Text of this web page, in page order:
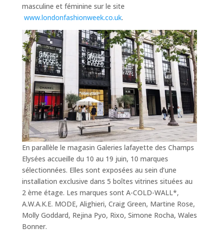
masculine et féminine sur le site
www.londonfashionweek.co.uk.
En parallèle le magasin Galeries lafayette des Champs
Elysées accueille du 10 au 19 juin, 10 marques
sélectionnées. Elles sont exposées au sein d’une
installation exclusive dans 5 boîtes vitrines situées au
2 ème étage. Les marques sont A-COLD-WALL*,
A.W.A.K.E. MODE, Alighieri, Craig Green, Martine Rose,
Molly Goddard, Rejina Pyo, Rixo, Simone Rocha, Wales
Bonner.